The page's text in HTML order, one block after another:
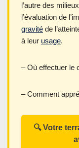
l’autre des
l’évaluation de
gravité de
à leur usage.
– Où effectuer le
– Comment
🔍 Votre